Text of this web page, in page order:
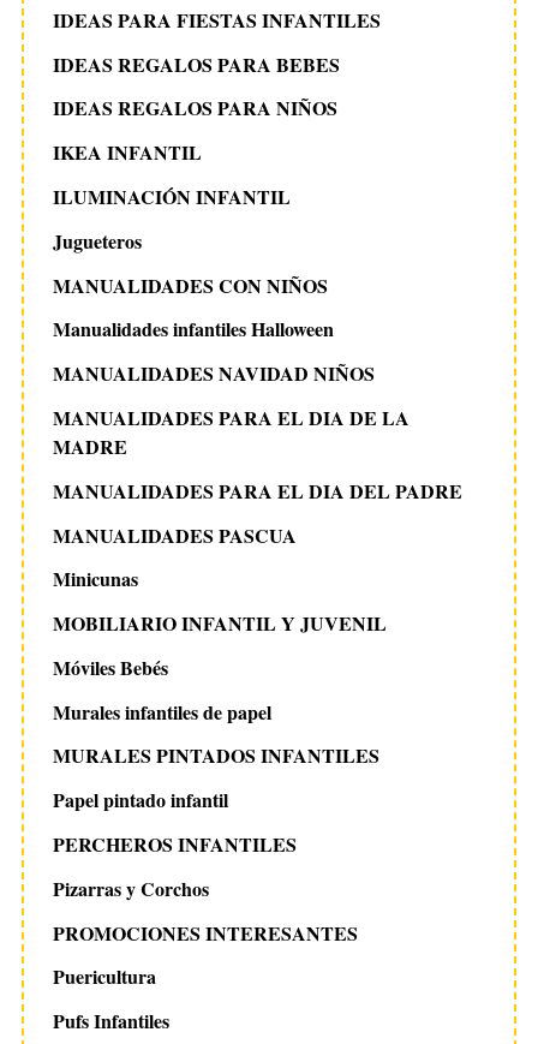
IDEAS PARA FIESTAS INFANTILES
IDEAS REGALOS PARA BEBES
IDEAS REGALOS PARA NIÑOS
IKEA INFANTIL
ILUMINACIÓN INFANTIL
Jugueteros
MANUALIDADES CON NIÑOS
Manualidades infantiles Halloween
MANUALIDADES NAVIDAD NIÑOS
MANUALIDADES PARA EL DIA DE LA
MADRE
MANUALIDADES PARA EL DIA DEL PADRE
MANUALIDADES PASCUA
Minicunas
MOBILIARIO INFANTIL Y JUVENIL
Móviles Bebés
Murales infantiles de papel
MURALES PINTADOS INFANTILES
Papel pintado infantil
PERCHEROS INFANTILES
Pizarras y Corchos
PROMOCIONES INTERESANTES
Puericultura
Pufs Infantiles